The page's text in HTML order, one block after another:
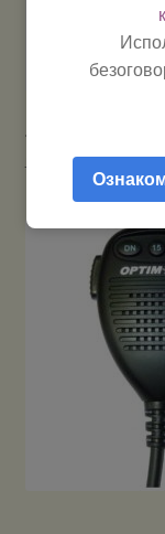
Полезная
Мой аккаунт
Работаем:Пн-
10:00–18:00
гарнитуры и